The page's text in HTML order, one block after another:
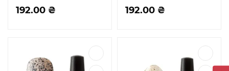
192.00 ₴ 192.00 ₴